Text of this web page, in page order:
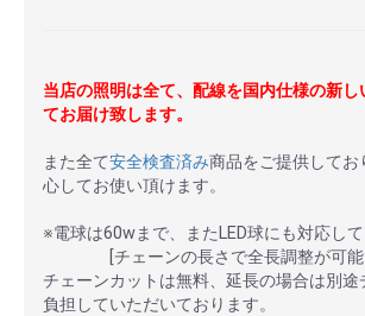
当店の照明は全て、配線を国内仕様の新し
てお届け致します。
また全て安全検査済み商品をご提供してお
心してお使い頂けます。
※電球は60wまで、またLED球にも対応し
[チェーンの長さで全長調整が可能
チェーンカットは無料、延長の場合は別途
負担していただいております。